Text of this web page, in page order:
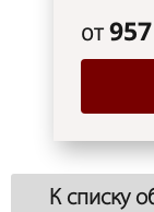
от 957
К списку